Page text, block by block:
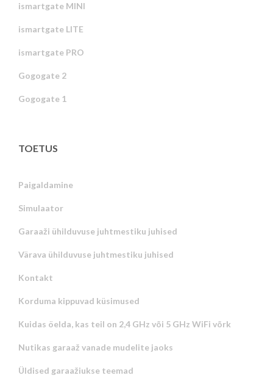
ismartgate MINI
ismartgate LITE
ismartgate PRO
Gogogate 2
Gogogate 1
TOETUS
Paigaldamine
Simulaator
Garaaži ühilduvuse juhtmestiku juhised
Värava ühilduvuse juhtmestiku juhised
Kontakt
Korduma kippuvad küsimused
Kuidas öelda, kas teil on 2,4 GHz või 5 GHz WiFi võrk
Nutikas garaaž vanade mudelite jaoks
Üldised garaažiukse teemad